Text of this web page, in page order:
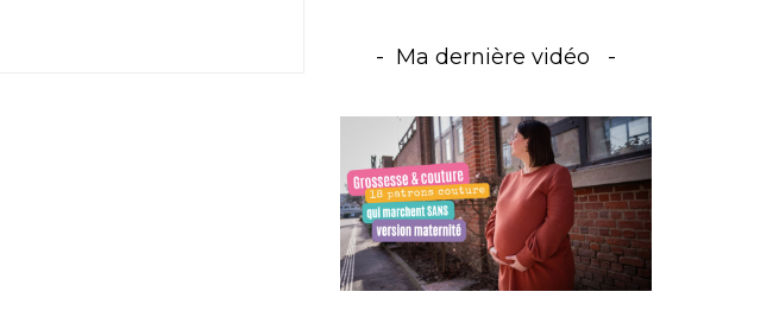
Ma dernière vidéo